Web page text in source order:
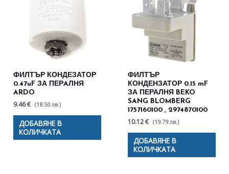
ФИЛТЪР КОНДЕЗАТОР
0.47uF ЗА ПЕРAЛНЯ
ARDO
9.46 € (18.50 лв.)
ДОБАВЯНЕ В
КОЛИЧКАТА
ФИЛТЪР
КОНДЕНЗАТОР 0.15 mF
ЗА ПЕРАЛНЯ BEKO
SANG BLOMBERG
1757160100 , 2974870100
10.12 € (19.79 лв.)
ДОБАВЯНЕ В
КОЛИЧКАТА